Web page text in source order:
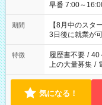
早番 7:00～16:00
と休みを合わせ
「できれば残
ね。 ※Wワーク希望の方へ 今ご覧のお仕事で希望する勤務時間
と、もう1つの
合は応募できま
期間
【8月中のス
3日後に就業が
特徴 履歴書不要 / 40
上の大量募集 /
気になる！